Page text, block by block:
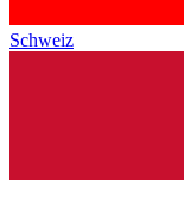
Schweiz